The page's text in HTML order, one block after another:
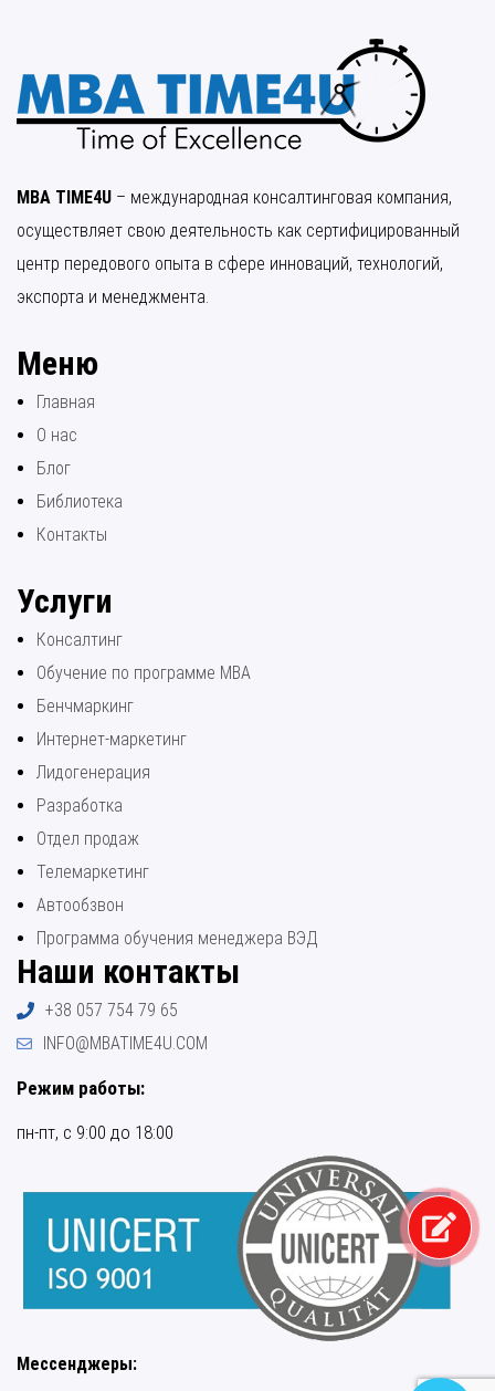
MBA TIME4U – международная консалтинговая компания,
осуществляет свою деятельность как сертифицированный
центр передового опыта в сфере инноваций, технологий,
экспорта и менеджмента.
Меню
Главная
О нас
Блог
Библиотека
Контакты
Услуги
Консалтинг
Обучение по программе МВА
Бенчмаркинг
Интернет-маркетинг
Лидогенерация
Разработка
Отдел продаж
Телемаркетинг
Автообзвон
Программа обучения менеджера ВЭД
Наши контакты
+38 057 754 79 65
INFO@MBATIME4U.COM
Режим работы:
пн-пт, с 9:00 до 18:00
Мессенджеры: